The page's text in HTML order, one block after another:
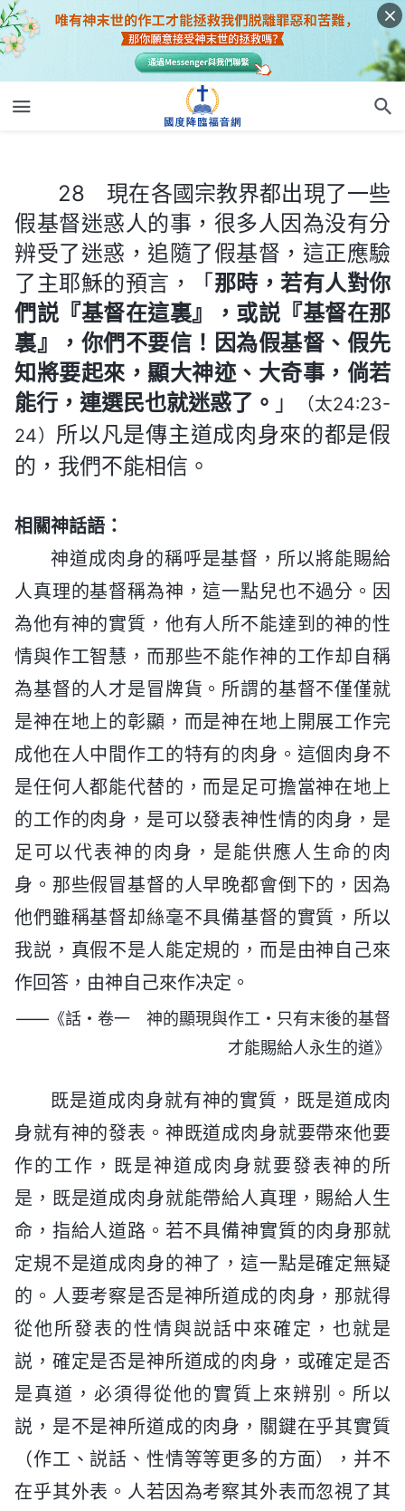
28 現在各國宗教界都出現了一些
假基督迷惑人的事，很多人因為没有分
辨受了迷惑，追隨了假基督，這正應驗
了主耶穌的預言，「那時，若有人對你
們説『基督在這裏』，或説『基督在那
裏』，你們不要信！因為假基督、假先
知將要起來，顯大神迹、大奇事，倘若
能行，連選民也就迷惑了。 」
（太24:23-
24） 所以凡是傳主道成肉身來的都是假
的，我們不能相信。
相關神話語：
神道成肉身的稱呼是基督，所以將能賜給
人真理的基督稱為神，這一點兒也不過分。因
為他有神的實質，他有人所不能達到的神的性
情與作工智慧，而那些不能作神的工作却自稱
為基督的人才是冒牌貨。所謂的基督不僅僅就
是神在地上的彰顯，而是神在地上開展工作完
成他在人中間作工的特有的肉身。這個肉身不
是任何人都能代替的，而是足可擔當神在地上
的工作的肉身，是可以發表神性情的肉身，是
足可以代表神的肉身，是能供應人生命的肉
身。那些假冒基督的人早晚都會倒下的，因為
他們雖稱基督却絲毫不具備基督的實質，所以
我説，真假不是人能定規的，而是由神自己來
作回答，由神自己來作决定。
——《話・卷一 神的顯現與作工・只有末後的基督
才能賜給人永生的道》
既是道成肉身就有神的實質，既是道成肉
身就有神的發表。神既道成肉身就要帶來他要
作的工作，既是神道成肉身就要發表神的所
是，既是道成肉身就能帶給人真理，賜給人生
命，指給人道路。若不具備神實質的肉身那就
定規不是道成肉身的神了，這一點是確定無疑
的。人要考察是否是神所道成的肉身，那就得
從他所發表的性情與説話中來確定，也就是
説，確定是否是神所道成的肉身，或確定是否
是真道，必須得從他的實質上來辨别。所以
説，是不是神所道成的肉身，關鍵在乎其實質
（作工、説話、性情等等更多的方面），并不
在乎其外表。人若因為考察其外表而忽視了其